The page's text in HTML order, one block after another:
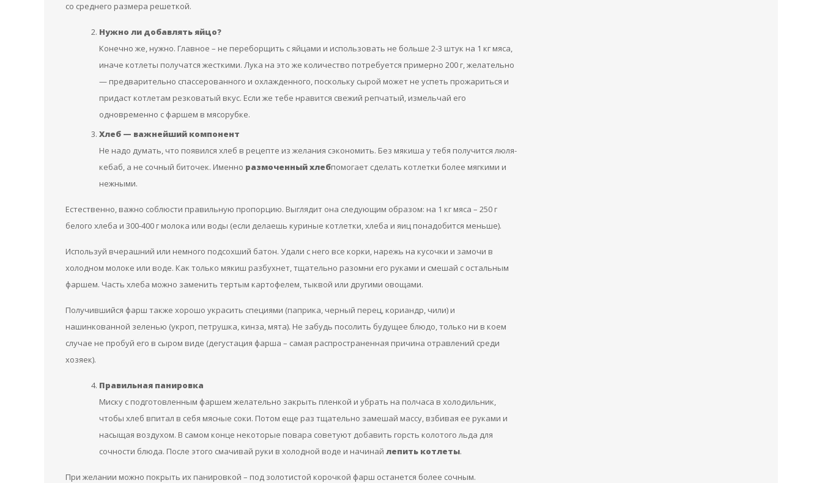
со среднего размера решеткой.
Нужно ли добавлять яйцо?
Конечно же, нужно. Главное – не переборщить с яйцами и использовать не больше 2-3 штук на 1 кг мяса,
иначе котлеты получатся жесткими. Лука на это же количество потребуется примерно 200 г, желательно
— предварительно спассерованного и охлажденного, поскольку сырой может не успеть прожариться и
придаст котлетам резковатый вкус. Если же тебе нравится свежий репчатый, измельчай его
одновременно с фаршем в мясорубке.
Хлеб — важнейший компонент
Не надо думать, что появился хлеб в рецепте из желания сэкономить. Без мякиша у тебя получится люля-
кебаб, а не сочный биточек. Именно размоченный хлебпомогает сделать котлетки более мягкими и
нежными.
Естественно, важно соблюсти правильную пропорцию. Выглядит она следующим образом: на 1 кг мяса – 250 г
белого хлеба и 300-400 г молока или воды (если делаешь куриные котлетки, хлеба и яиц понадобится меньше).
Используй вчерашний или немного подсохший батон. Удали с него все корки, нарежь на кусочки и замочи в
холодном молоке или воде. Как только мякиш разбухнет, тщательно разомни его руками и смешай с остальным
фаршем. Часть хлеба можно заменить тертым картофелем, тыквой или другими овощами.
Получившийся фарш также хорошо украсить специями (паприка, черный перец, кориандр, чили) и
нашинкованной зеленью (укроп, петрушка, кинза, мята). Не забудь посолить будущее блюдо, только ни в коем
случае не пробуй его в сыром виде (дегустация фарша – самая распространенная причина отравлений среди
хозяек).
Правильная панировка
Миску с подготовленным фаршем желательно закрыть пленкой и убрать на полчаса в холодильник,
чтобы хлеб впитал в себя мясные соки. Потом еще раз тщательно замешай массу, взбивая ее руками и
насыщая воздухом. В самом конце некоторые повара советуют добавить горсть колотого льда для
сочности блюда. После этого смачивай руки в холодной воде и начинай лепить котлеты.
При желании можно покрыть их панировкой – под золотистой корочкой фарш останется более сочным.